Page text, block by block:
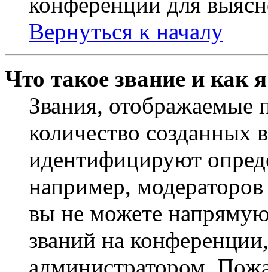
Вернуться к началу
Что такое звание и как
Звания,
количество
идентифицируют
например,
вы не можете
званий на